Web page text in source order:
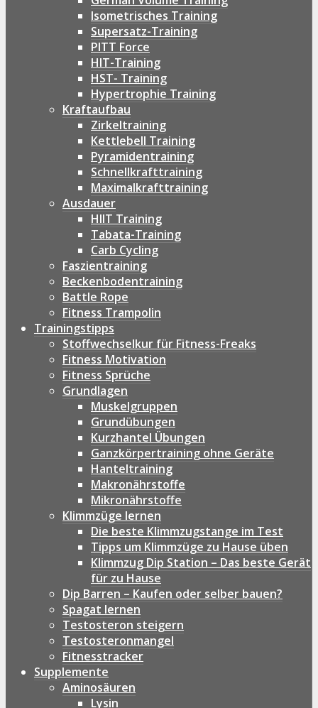
Isometrisches Training
Supersatz-Training
PITT Force
HIT-Training
HST- Training
Hypertrophie Training
Kraftaufbau
Zirkeltraining
Kettlebell Training
Pyramidentraining
Schnellkrafttraining
Maximalkrafttraining
Ausdauer
HIIT Training
Tabata-Training
Carb Cycling
Faszientraining
Beckenbodentraining
Battle Rope
Fitness Trampolin
Trainingstipps
Stoffwechselkur für Fitness-Freaks
Fitness Motivation
Fitness Sprüche
Grundlagen
Muskelgruppen
Grundübungen
Kurzhantel Übungen
Ganzkörpertraining ohne Geräte
Hanteltraining
Makronährstoffe
Mikronährstoffe
Klimmzüge lernen
Die beste Klimmzugstange im Test
Tipps um Klimmzüge zu Hause üben
Klimmzug Dip Station – Das beste Gerät
für zu Hause
Dip Barren – Kaufen oder selber bauen?
Spagat lernen
Testosteron steigern
Testosteronmangel
Fitnesstracker
Supplemente
Aminosäuren
Lysin